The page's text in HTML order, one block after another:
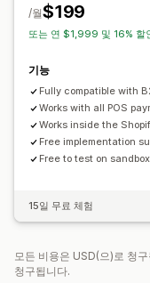
$199
/월
또는 연 $1,999 및 16% 할
기능
Fully compatible with
Works with all POS
Works inside the
Free implementation
Free to test on
15일 무료 체험
모든 비용은 USD(으)로 청
청구됩니다.